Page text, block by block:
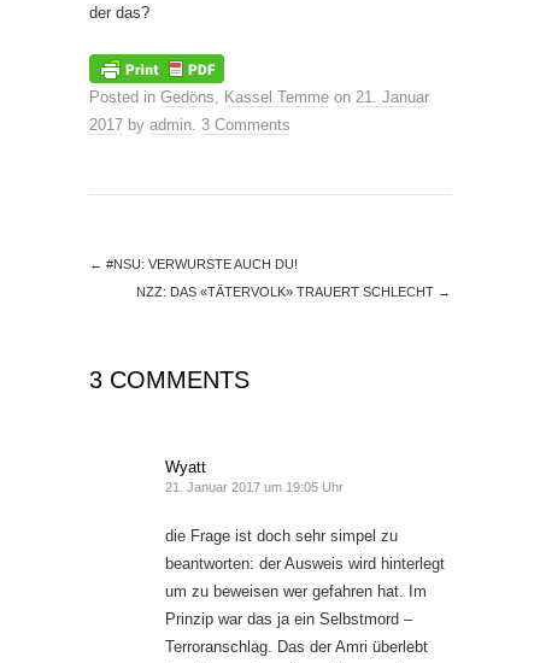
der das?
Posted in Gedöns, Kassel Temme on 21. Januar
2017 by admin. 3 Comments
← #NSU: VERWURSTE AUCH DU!
NZZ: DAS «TÄTERVOLK» TRAUERT SCHLECHT →
3 COMMENTS
Wyatt
21. Januar 2017 um 19:05 Uhr
die Frage ist doch sehr simpel zu
beantworten: der Ausweis wird hinterlegt
um zu beweisen wer gefahren hat. Im
Prinzip war das ja ein Selbstmord –
Terroranschlag. Das der Amri überlebt